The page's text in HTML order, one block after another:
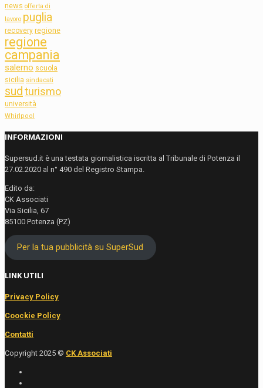
news offerta di
lavoro puglia
recovery regione
regione
campania
salerno scuola
sicilia sindacati
sudturismo
università
Whirlpool
INFORMAZIONI
Supersud.it è una testata giornalistica iscritta al Tribunale di Potenza il
27.02.2020 al n° 490 del Registro Stampa.
Edito da:
CK Associati
Via Sicilia, 67
85100 Potenza (PZ)
Per la tua pubblicità su SuperSud
LINK UTILI
Privacy Policy
Coockie Policy
Contatti
Copyright 2025 © CK Associati